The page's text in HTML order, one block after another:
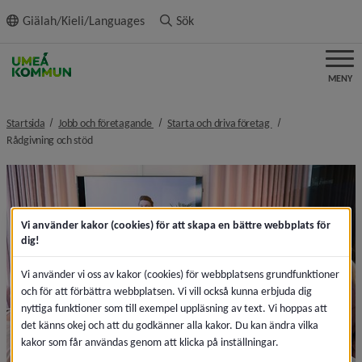
innehållet
Giälah/Kieli/Languages Sök
MENY
Startsida Jobb och företagande nivå i brödsmulenavigeringen
Starta och driva företag nivå i
Rådgivning och stödnivå i brödsmulenavigeringen
Vi använder kakor (cookies) för att skapa en bättre webbplats för
dig!
Vi använder vi oss av kakor (cookies) för webbplatsens grundfunktioner
och för att förbättra webbplatsen. Vi vill också kunna erbjuda dig
nyttiga funktioner som till exempel uppläsning av text. Vi hoppas att
det känns okej och att du godkänner alla kakor. Du kan ändra vilka
kakor som får användas genom att klicka på inställningar.